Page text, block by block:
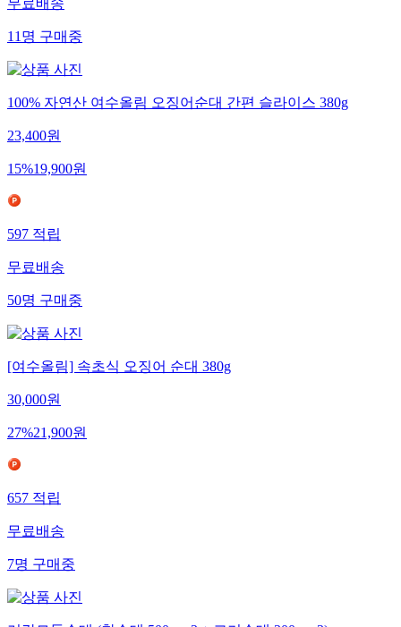
무료배송
11명구매중
100% 자연산 여수올림 오징어순대 간편 슬라이스 380g
23,400원
15%19,900원
597적립
무료배송
50명구매중
[여수올림] 속초식 오징어 순대 380g
30,000원
27%21,900원
657적립
무료배송
7명구매중